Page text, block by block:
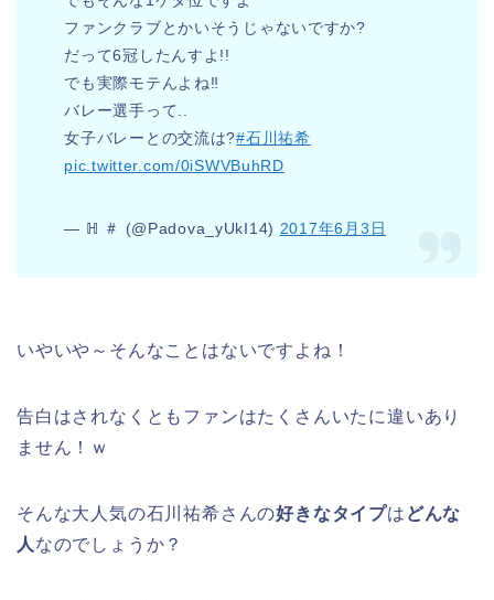
ファンクラブとかいそうじゃないですか?
だって6冠したんすよ!!
でも実際モテんよね‼
バレー選手って..
女子バレーとの交流は?#石川祐希
pic.twitter.com/0iSWVBuhRD
— ℍ ＃ (@Padova_yUkI14) 2017年6月3日
いやいや～そんなことはないですよね！
告白はされなくともファンはたくさんいたに違いあり
ません！ｗ
そんな大人気の石川祐希さんの好きなタイプは どんな
人 なのでしょうか？